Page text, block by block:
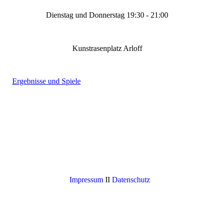
Dienstag und Donnerstag 19:30 - 21:00
Kunstrasenplatz Arloff
Ergebnisse und Spiele
ImpressumII Datenschutz